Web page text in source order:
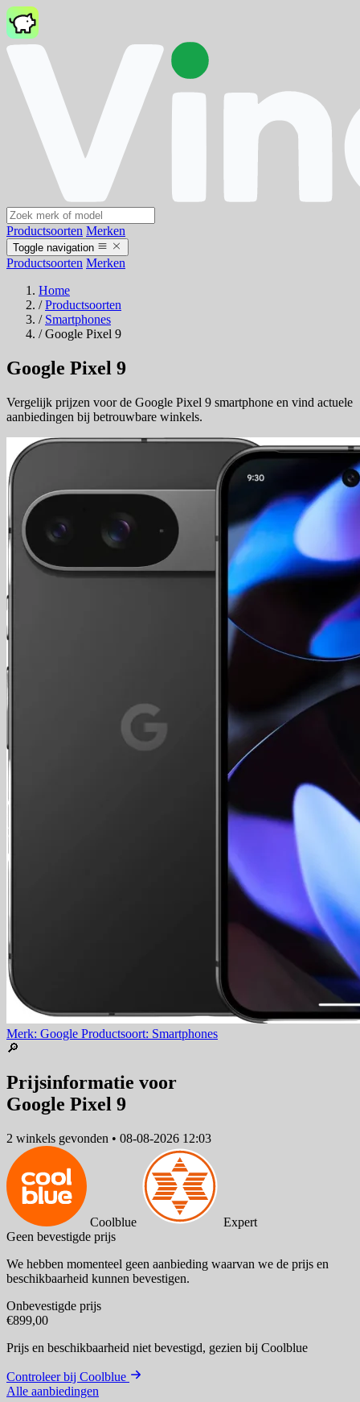
Productsoorten Merken
Toggle navigation
Productsoorten Merken
Home
/ Productsoorten
/ Smartphones
/ Google Pixel 9
Google Pixel 9
Vergelijk prijzen voor de Google Pixel 9 smartphone en vind actuele
aanbiedingen bij betrouwbare winkels.
Merk: Google Productsoort: Smartphones
🔎
Prijsinformatie voor
Google Pixel 9
2 winkels gevonden • 08-08-2026 12:03
Coolblue
Expert
Geen bevestigde prijs
We hebben momenteel geen aanbieding waarvan we de prijs en
beschikbaarheid kunnen bevestigen.
Onbevestigde prijs
€899,00
Prijs en beschikbaarheid niet bevestigd, gezien bij Coolblue
Controleer bij Coolblue
Alle aanbiedingen